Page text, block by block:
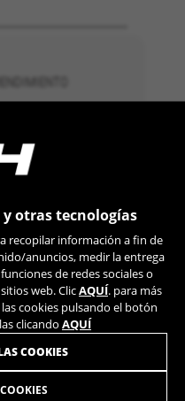
NUEVO
otras tecnologías
recopilar información a fin de
anuncios, medir la entrega
de redes sociales o
web. ClicAQUÍ. para más
cookies pulsando el botón
clicando AQUÍ
COOKIES
connected-devices, yt-
cast-installed, yt-
funcional para
utiliza nuestro sitio
ayuda a detectar
diseños. También
la efectividad de
información que
y, por lo